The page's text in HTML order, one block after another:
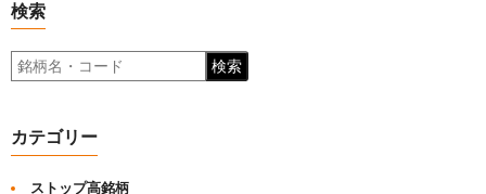
検索
検索
カテゴリー
ストップ高銘柄